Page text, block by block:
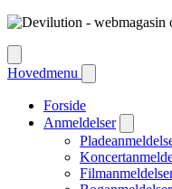
Hovedmenu
Forside
Anmeldelser